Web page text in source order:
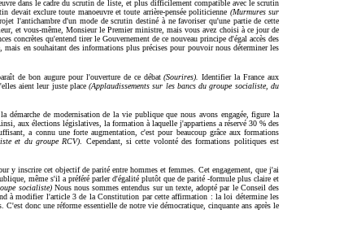
dans le cadre du scrutin de liste, et plus difficilement compatible avec le scrutin
devait exclure toute manoeuvre et toute arrière-pensée politicienne (Murmures sur
l'antichambre d'un mode de scrutin destiné à ne favoriser qu'une partie de cette
et vous-même, Monsieur le Premier ministre, mais vous avez choisi à ce jour de
concrètes qu'entend tirer le Gouvernement de ce nouveau principe d'égal accès des
en souhaitant des informations plus précises pour pouvoir nous déterminer les
de bon augure pour l'ouverture de ce débat(Sourires).
Identifier la France aux
aient leur juste place(Applaudissements sur les bancs du groupe socialiste, du
démarche de modernisation de la vie publique que nous avons engagée, figure la
aux élections législatives, la formation à laquelle j'appartiens a réservé 30 % des
a connu une forte augmentation, c'est pour beaucoup grâce aux formations
et du groupe RCV) . Cependant, si cette volonté des formations politiques est
y inscrire cet objectif de parité entre hommes et femmes. Cet engagement, que j'ai
même s'il a préféré parler d'égalité plutôt que de parité -formule plus claire et
socialiste)Nous nous sommes entendus sur un texte, adopté par le Conseil des
à modifier l'article 3 de la Constitution par cette affirmation : la loi détermine les
donc une réforme essentielle de notre vie démocratique, cinquante ans après le